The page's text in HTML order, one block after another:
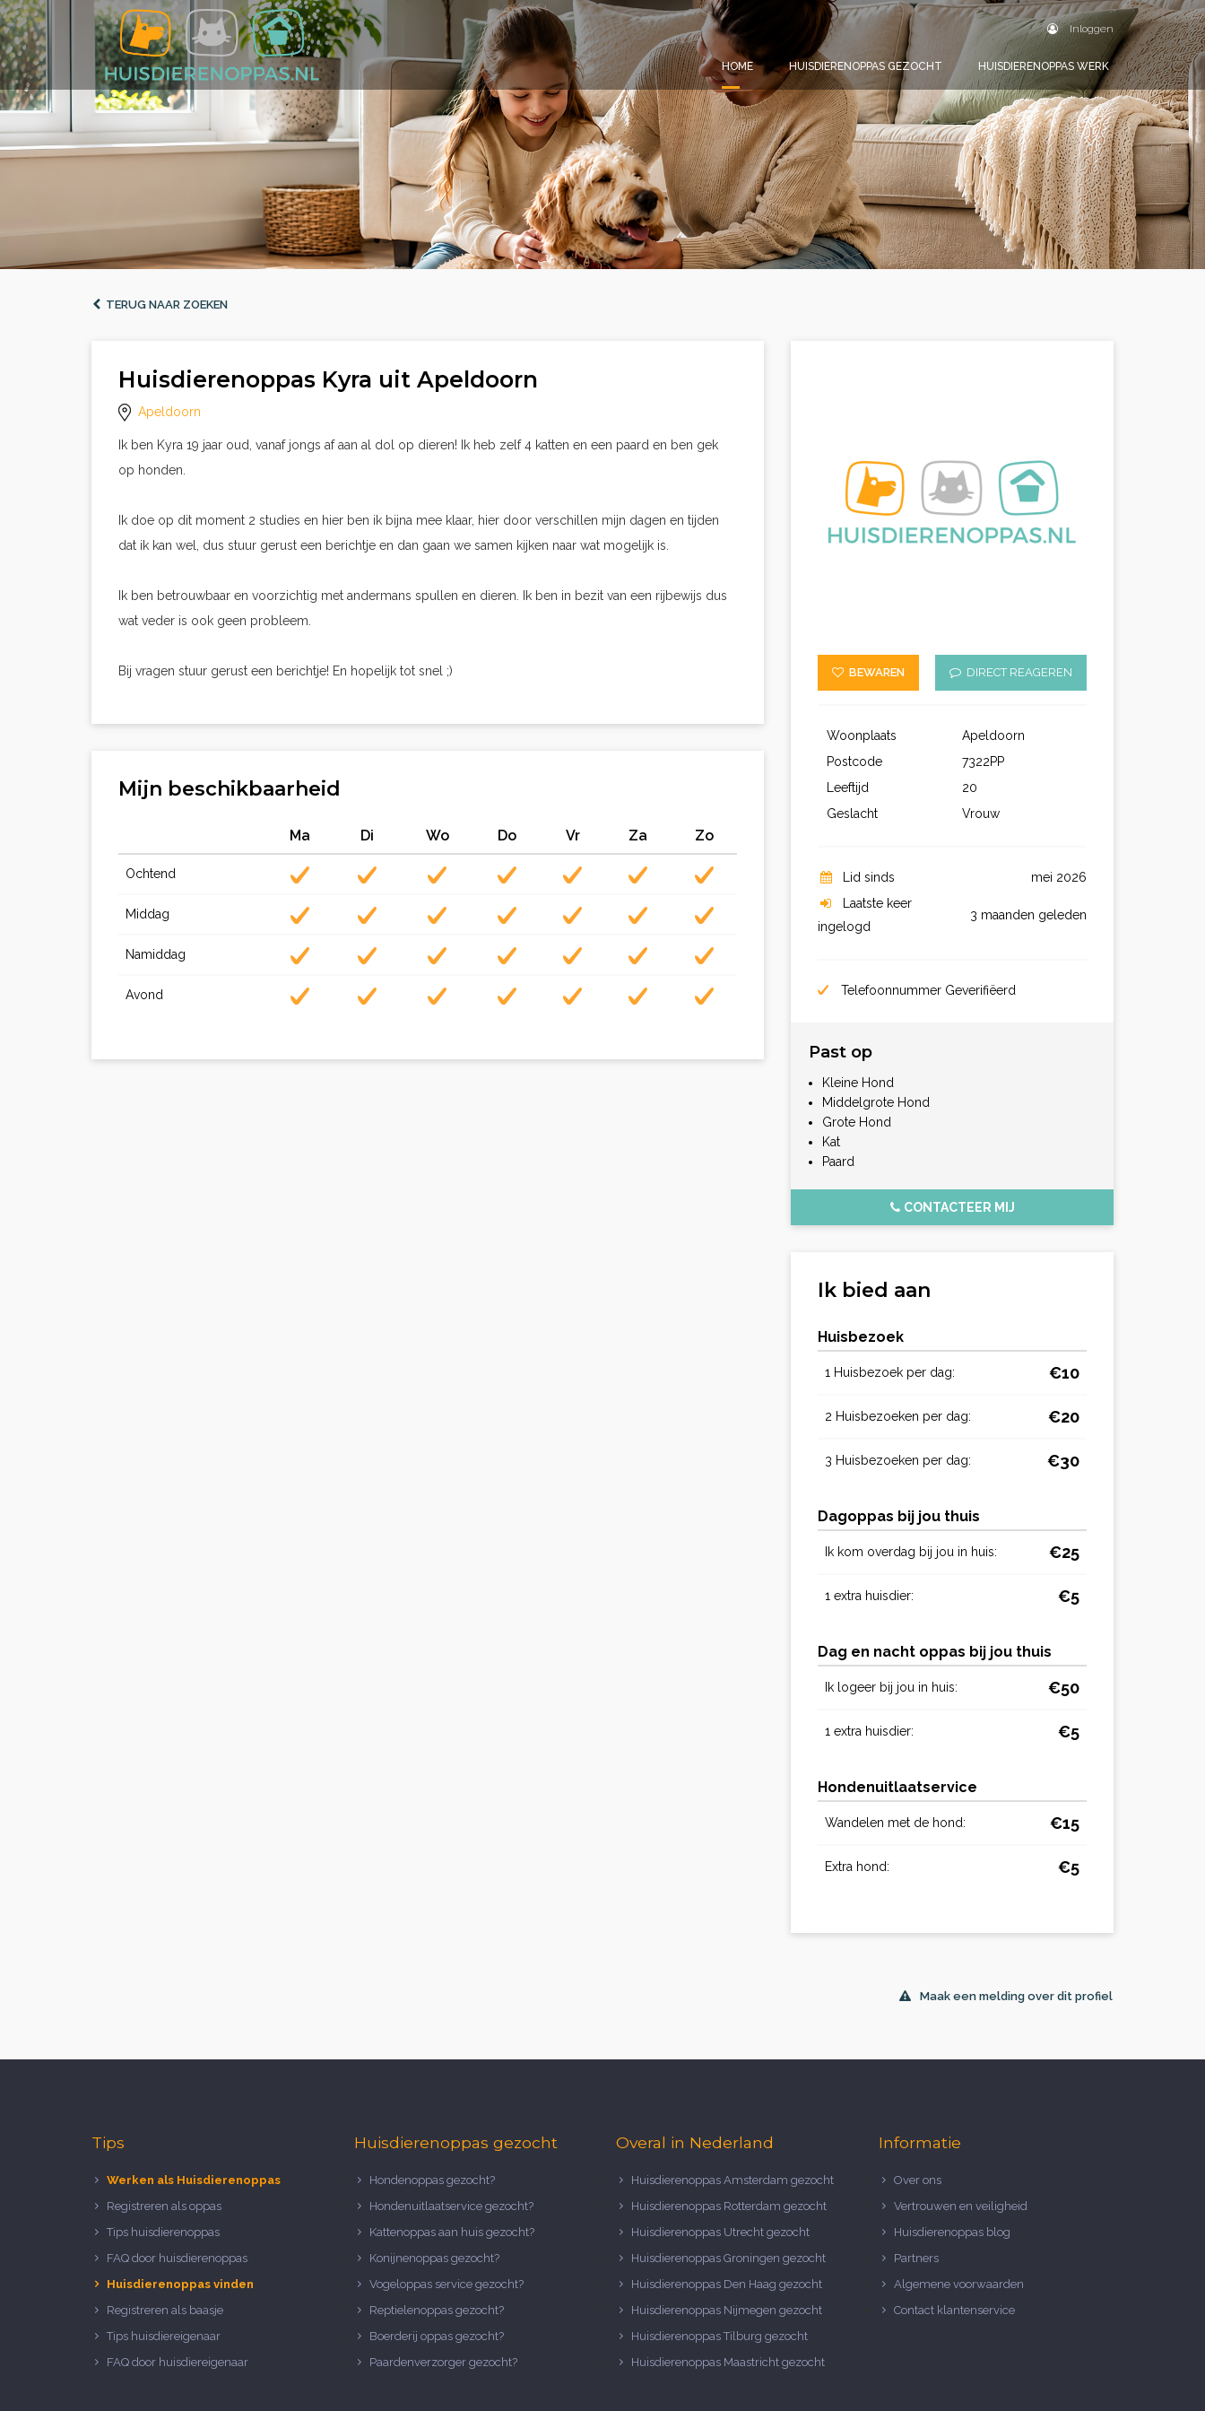
Inloggen
HOME HUISDIERENOPPAS GEZOCHT HUISDIERENOPPAS WERK
TERUG NAAR ZOEKEN
Huisdierenoppas Kyra uit Apeldoorn
Apeldoorn
Ik ben Kyra 19 jaar oud, vanaf jongs af aan al dol op dieren! Ik heb zelf 4 katten en een paard en ben gek
op honden.
Ik doe op dit moment 2 studies en hier ben ik bijna mee klaar, hier door verschillen mijn dagen en tijden
dat ik kan wel, dus stuur gerust een berichtje en dan gaan we samen kijken naar wat mogelijk is.
Ik ben betrouwbaar en voorzichtig met andermans spullen en dieren. Ik ben in bezit van een rijbewijs dus
wat veder is ook geen probleem.
Bij vragen stuur gerust een berichtje! En hopelijk tot snel ;)
Mijn beschikbaarheid
Ma Di Wo Do Vr Za Zo
Ochtend
Middag
Namiddag
Avond
BEWAREN DIRECT REAGEREN
Woonplaats
Apeldoorn
Postcode
7322PP
Leeftijd
20
Geslacht
Vrouw
Lid sinds
mei 2026
Laatste keer
ingelogd
3 maanden geleden
Telefoonnummer Geverifiëerd
Past op
Kleine Hond
Middelgrote Hond
Grote Hond
Kat
Paard
CONTACTEER MIJ
Ik bied aan
Huisbezoek
1 Huisbezoek per dag: €10
2 Huisbezoeken per dag: €20
3 Huisbezoeken per dag: €30
Dagoppas bij jou thuis
Ik kom overdag bij jou in huis: €25
1 extra huisdier: €5
Dag en nacht oppas bij jou thuis
Ik logeer bij jou in huis: €50
1 extra huisdier: €5
Hondenuitlaatservice
Wandelen met de hond: €15
Extra hond: €5
Maak een melding over dit profiel
Tips
Werken als Huisdierenoppas
Registreren als oppas
Tips huisdierenoppas
FAQ door huisdierenoppas
Huisdierenoppas vinden
Registreren als baasje
Tips huisdiereigenaar
FAQ door huisdiereigenaar
Huisdierenoppas gezocht
Hondenoppas gezocht?
Hondenuitlaatservice gezocht?
Kattenoppas aan huis gezocht?
Konijnenoppas gezocht?
Vogeloppas service gezocht?
Reptielenoppas gezocht?
Boerderij oppas gezocht?
Paardenverzorger gezocht?
Overal in Nederland
Huisdierenoppas Amsterdam gezocht
Huisdierenoppas Rotterdam gezocht
Huisdierenoppas Utrecht gezocht
Huisdierenoppas Groningen gezocht
Huisdierenoppas Den Haag gezocht
Huisdierenoppas Nijmegen gezocht
Huisdierenoppas Tilburg gezocht
Huisdierenoppas Maastricht gezocht
Informatie
Over ons
Vertrouwen en veiligheid
Huisdierenoppas blog
Partners
Algemene voorwaarden
Contact klantenservice